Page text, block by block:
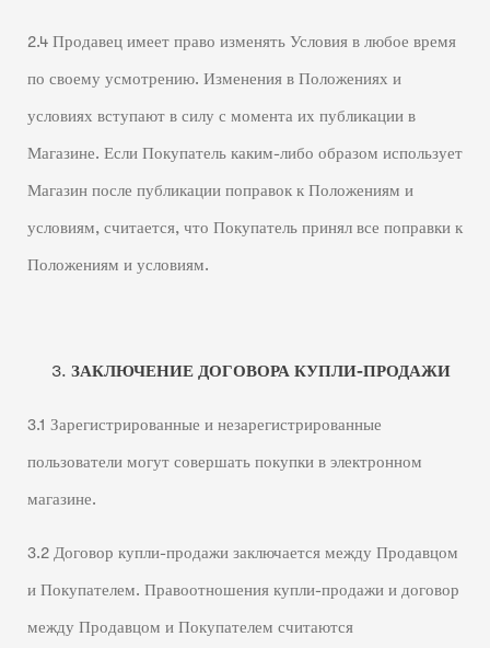
2.4 Продавец имеет право изменять Условия в любое время
по своему усмотрению. Изменения в Положениях и
условиях вступают в силу с момента их публикации в
Магазине. Если Покупатель каким-либо образом использует
Магазин после публикации поправок к Положениям и
условиям, считается, что Покупатель принял все поправки к
Положениям и условиям.
ЗАКЛЮЧЕНИЕ ДОГОВОРА КУПЛИ-ПРОДАЖИ
3.1 Зарегистрированные и незарегистрированные
пользователи могут совершать покупки в электронном
магазине.
3.2 Договор купли-продажи заключается между Продавцом
и Покупателем. Правоотношения купли-продажи и договор
между Продавцом и Покупателем считаются